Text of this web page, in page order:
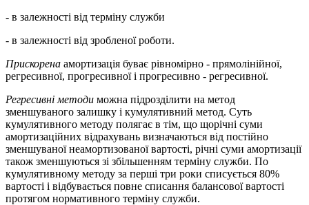
- в залежності від терміну служби
- в залежності від зробленої роботи.
Прискорена амортизація буває рівномірно - прямолінійної,
регресивної, прогресивної і прогресивно - регресивної.
Регресивні методи можна підрозділити на метод
зменшуваного залишку і кумулятивний метод. Суть
кумулятивного методу полягає в тім, що щорічні суми
амортизаційних відрахувань визначаються від постійно
зменшуваної неамортизованої вартості, річні суми амортизації
також зменшуються зі збільшенням терміну служби. По
кумулятивному методу за перші три роки списується 80%
вартості і відбувається повне списання балансової вартості
протягом нормативного терміну служби.